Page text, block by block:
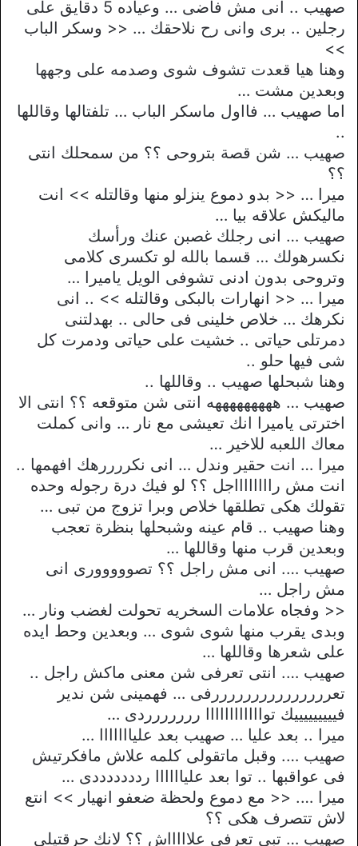
صهيب .. انى مش فاضى … وعياده 5 دقايق على
رجلين .. برى وانى رح نلاحقك … << وسكر الباب
>>
وهنا هيا قعدت تشوف شوى وصدمه على وجهها
وبعدين مشت …
اما صهيب … فااول ماسكر الباب … تلفتالها وقاللها
..
صهيب … شن قصة بتروحى ؟؟ من سمحلك انتى
؟؟
ميرا … << بدو دموع ينزلو منها وقالتله >> انت
ماليكش علاقه بيا …
صهيب … انى رجلك غصبن عنك ورأسك
نكسرهولك … قسما بالله لو تكسرى كلامى
وتروحى بدون ادنى تشوفى الويل ياميرا …
ميرا … << انهارات بالبكى وقالتله >> .. انى
نكرهك … خلاص خلينى فى حالى .. بهدلتنى
دمرتلى حياتى .. خشيت على حياتى ودمرت كل
شى فيها حلو ..
وهنا شبحلها صهيب .. وقاللها ..
صهيب … هههههههههه انتى شن متوقعه ؟؟ انتى الا
اخترتى ياميرا انك تعيشى مع نار … وانى كملت
معاك اللعبه للاخير …
ميرا … انت حقير وندل … انى نكررررهك افهمها ..
انت مش رااااااااجل ؟؟ لو فيك درة رجوله وحده
تقولك هكى تطلقها خلاص وبرا تزوج من تبى …
وهنا صهيب .. قام عينه وشبحلها بنظرة تعجب
وبعدين قرب منها وقاللها …
صهيب …. انى مش راجل ؟؟ تصووووورى انى
مش راجل …
<< وفجاه علامات السخريه تحولت لغضب ونار …
وبدى يقرب منها شوى شوى … وبعدين وحط ايده
على شعرها وقاللها …
صهيب …. انتى تعرفى شن معنى ماكش راجل ..
تعرررررررررررررررفى … فهمينى شن ندير
فيييييييييك تواااااااااااا ررررررردى …
ميرا .. بعد عليا … صهيب بعد عليااااااا …
صهيب …. وقبل ماتقولى كلمه علاش مافكرتيش
فى عواقبها .. توا بعد علياااااا ردددددددى …
ميرا …. << مع دموع ولحظة ضعفو انهيار >> انتع
لاش تتصرف هكى ؟؟
صهيب … تبى تعرفى علاااااش ؟؟ لانك حرقتيلى